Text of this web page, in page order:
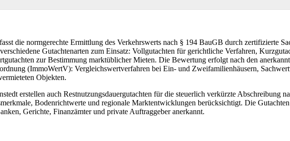
die normgerechte Ermittlung des Verkehrswerts nach § 194 BauGB durch zertifizierte
Gutachtenarten zum Einsatz: Vollgutachten für gerichtliche Verfahren,
zur Bestimmung marktüblicher Mieten. Die Bewertung erfolgt nach den
(ImmoWertV): Vergleichswertverfahren bei Ein- und Zweifamilienhäusern,
Objekten.
erstellen auch Restnutzungsdauergutachten für die steuerlich verkürzte Abschreibung
Bodenrichtwerte und regionale Marktentwicklungen berücksichtigt. Die
Gerichte, Finanzämter und private Auftraggeber anerkannt.